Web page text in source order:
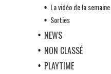
La vidéo de la semaine
Sorties
NEWS
NON CLASSÉ
PLAYTIME